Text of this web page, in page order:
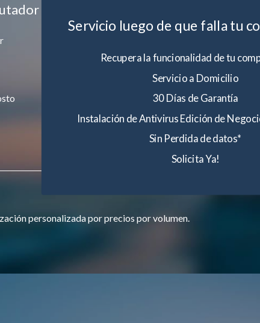
Servicio luego de que falla tu
Recupera la funcionalidad de tu
Servicio a Domicilio
30 Días de Garantía
Instalación de Antivirus Edición de
Sin Perdida de datos*
Solicita Ya!
personalizada por precios por volumen.